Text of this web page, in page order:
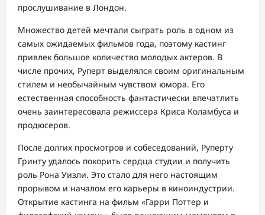
прослушивание в Лондон.
Множество детей мечтали сыграть роль в одном из
самых ожидаемых фильмов года, поэтому кастинг
привлек большое количество молодых актеров. В
числе прочих, Руперт выделялся своим оригинальным
стилем и необычайным чувством юмора. Его
естественная способность фантастически впечатлить
очень заинтересовала режиссера Криса Коламбуса и
продюсеров.
После долгих просмотров и собеседований, Руперту
Гринту удалось покорить сердца студии и получить
роль Рона Уизли. Это стало для него настоящим
прорывом и началом его карьеры в киноиндустрии.
Открытие кастинга на фильм «Гарри Поттер и